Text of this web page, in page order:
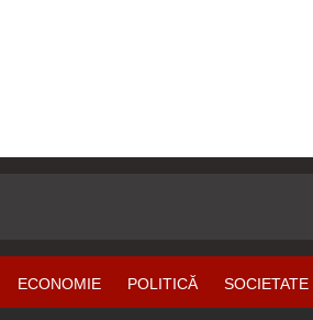
ECONOMIE POLITICĂ SOCIETATE